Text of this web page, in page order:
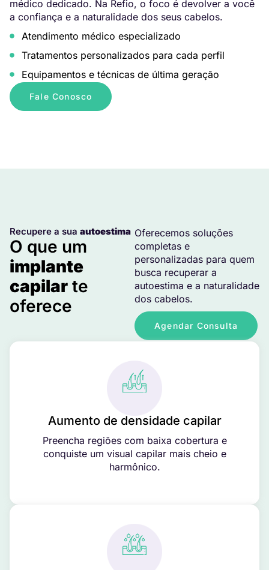
médico dedicado. Na Refio, o foco é devolver a você
a confiança e a naturalidade dos seus cabelos.
Atendimento médico especializado
Tratamentos personalizados para cada perfil
Equipamentos e técnicas de última geração
Fale Conosco
Recupere a sua autoestima
O que um
implante
capilar te
oferece
Oferecemos soluções
completas e
personalizadas para quem
busca recuperar a
autoestima e a naturalidade
dos cabelos.
Agendar Consulta
Aumento de densidade capilar
Preencha regiões com baixa cobertura e
conquiste um visual capilar mais cheio e
harmônico.